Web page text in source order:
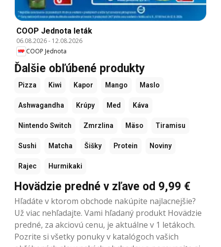
COOP Jednota leták
06.08.2026- 12.08.2026
COOP Jednota
Ďalšie obľúbené produkty
Pizza Kiwi Kapor Mango Maslo
Ashwagandha Krúpy Med Káva
Nintendo Switch Zmrzlina Mäso Tiramisu
Sushi Matcha Šišky Protein Noviny
Rajec Hurmikaki
Hovädzie predné v zľave od 9,99 €
Hľadáte v ktorom obchode nakúpite najlacnejšie?
Už viac nehľadajte. Vami hľadaný produkt Hovädzie
predné, za akciovú cenu, je aktuálne v 1 letákoch.
Pozrite si všetky ponuky v katalógoch vašich